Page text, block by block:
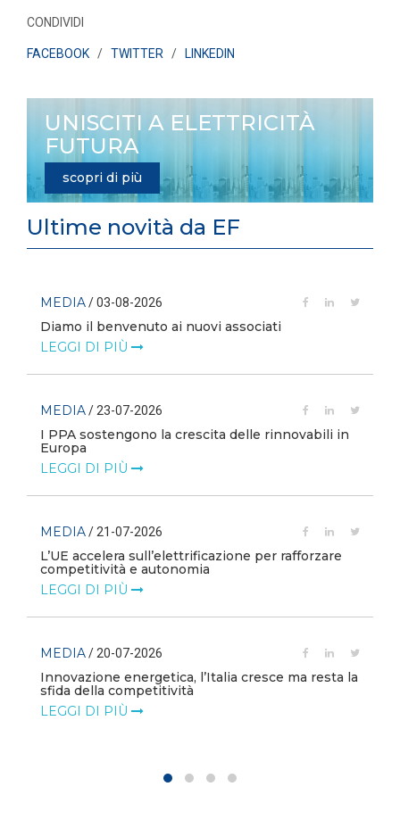
CONDIVIDI
FACEBOOK/ TWITTER / LINKEDIN
UNISCITI A ELETTRICITÀ
FUTURA
scopri di più
Ultime novità da EF
/ 03-08-2026
il benvenuto ai nuovi associati
DI PIÙ
/ 23-07-2026
sostengono la crescita delle rinnovabili in
DI PIÙ
/ 21-07-2026
accelera sull’elettrificazione per rafforzare
e autonomia
DI PIÙ
/ 20-07-2026
energetica, l’Italia cresce ma resta la
della competitività
DI PIÙ
MEDIA